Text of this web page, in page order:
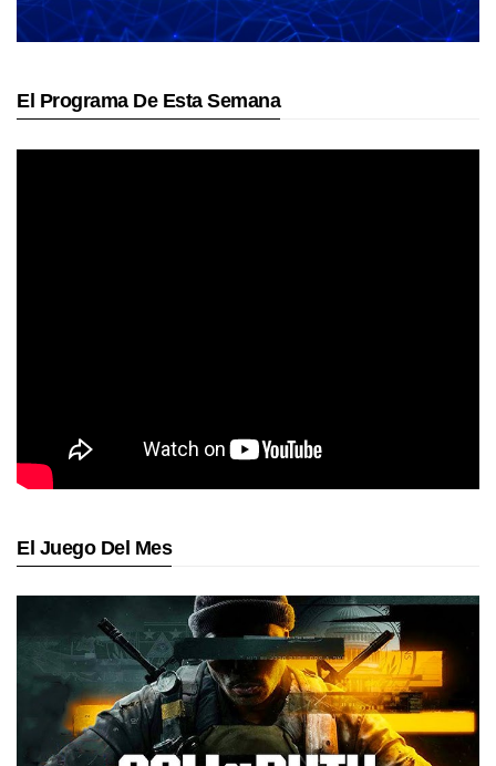
El Programa De Esta Semana
El Juego Del Mes